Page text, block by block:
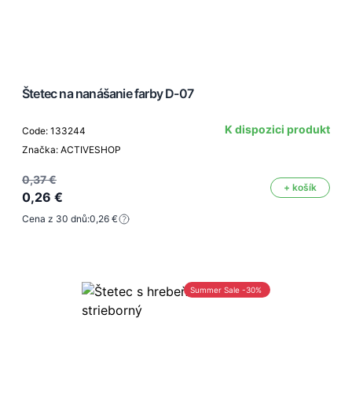
Štetec na nanášanie farby D-07
Code: 133244
Značka: ACTIVESHOP
K dispozici produkt
0,37 €
0,26 €
+ košík
Cena z 30 dnů:0,26 €
Summer Sale -30%